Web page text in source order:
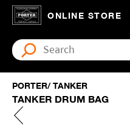
ONLINE STORE
PORTER/ TANKER
TANKER DRUM BAG